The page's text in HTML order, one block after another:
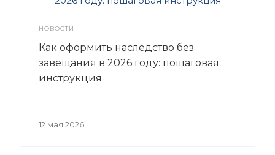
НОВОСТИ
Как оформить наследство без
завещания в 2026 году: пошаговая
инструкция
12 мая 2026